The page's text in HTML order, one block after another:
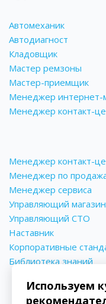
Автомеханик
Автодиагност
Кладовщик
Мастер ремзоны
Мастер-приемщик
Менеджер интернет-
Менеджер контакт-
Менеджер контакт-
Менеджер по
Менеджер сервиса
Управляющий
Управляющий СТО
Наставник
Корпоративные
Библиотека знаний
Используем